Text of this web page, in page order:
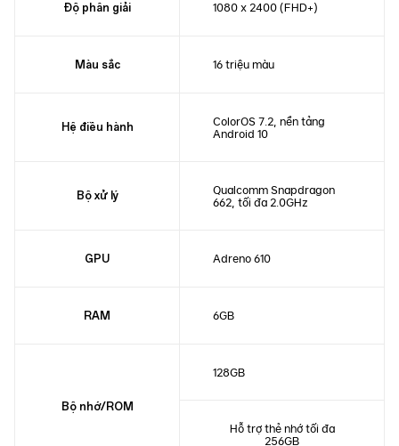
Độ phân giải 1080 x 2400 (FHD+)
Màu sắc 16 triệu màu
Hệ điều hành
ColorOS 7.2, nền tảng
Android 10
Bộ xử lý
Qualcomm Snapdragon
662, tối đa 2.0GHz
GPU Adreno 610
RAM 6GB
Bộ nhớ/ROM
128GB
Hỗ trợ thẻ nhớ tối đa
256GB